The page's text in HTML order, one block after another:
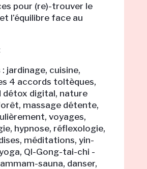
pour (re)-trouver le
l’équilibre face au
: jardinage, cuisine,
4 accords toltèques,
détox digital, nature
massage détente,
voyages,
hypnose, réflexologie,
méditations, yin-
QI-Gong-tai-chi -
sauna, danser,